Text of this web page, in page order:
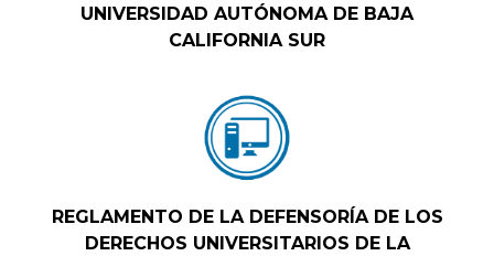
UNIVERSIDAD AUTÓNOMA DE BAJA
CALIFORNIA SUR
REGLAMENTO DE LA DEFENSORÍA DE LOS
DERECHOS UNIVERSITARIOS DE LA